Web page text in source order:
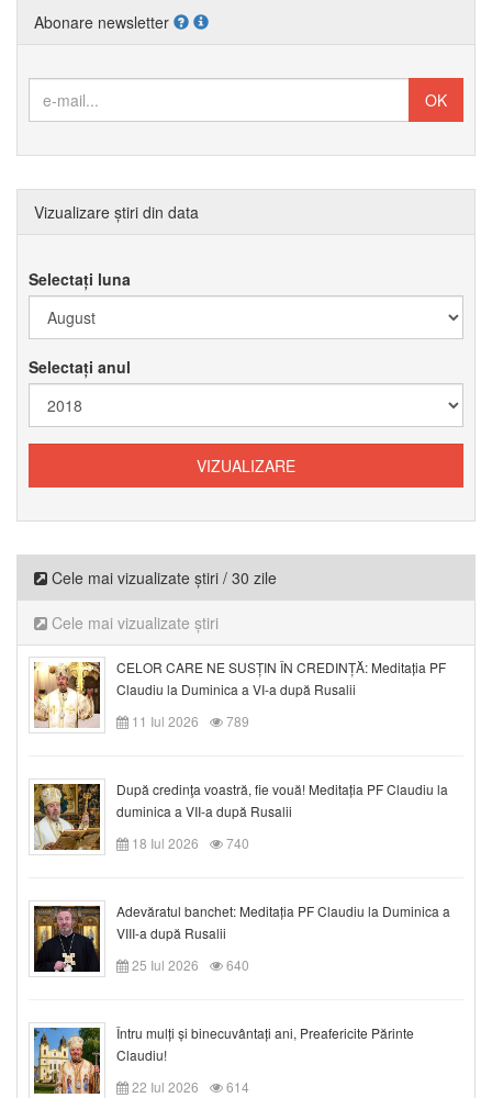
Abonare newsletter
Vizualizare știri din data
Selectați luna
Selectați anul
Cele mai vizualizate știri / 30 zile
Cele mai vizualizate știri
CELOR CARE NE SUSȚIN ÎN CREDINȚĂ: Meditația PF
Claudiu la Duminica a VI-a după Rusalii
11 Iul 2026
789
După credinţa voastră, fie vouă! Meditația PF Claudiu la
duminica a VII-a după Rusalii
18 Iul 2026
740
Adevăratul banchet: Meditația PF Claudiu la Duminica a
VIII-a după Rusalii
25 Iul 2026
640
Întru mulți și binecuvântați ani, Preafericite Părinte
Claudiu!
22 Iul 2026
614